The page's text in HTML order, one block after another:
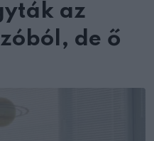
az
de ő